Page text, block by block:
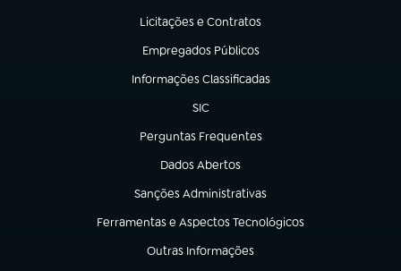
Licitações e Contratos
(abre em nova aba)
Empregados Públicos
(abre em nova aba)
Informações Classificadas
(abre em nova aba)
SIC
(abre em nova aba)
Perguntas Frequentes
(abre em nova aba)
Dados Abertos
(abre em nova aba)
Sanções Administrativas
(abre em nova aba)
Ferramentas e Aspectos Tecnológicos
(abre em nova aba)
Outras Informações
(abre em nova aba)